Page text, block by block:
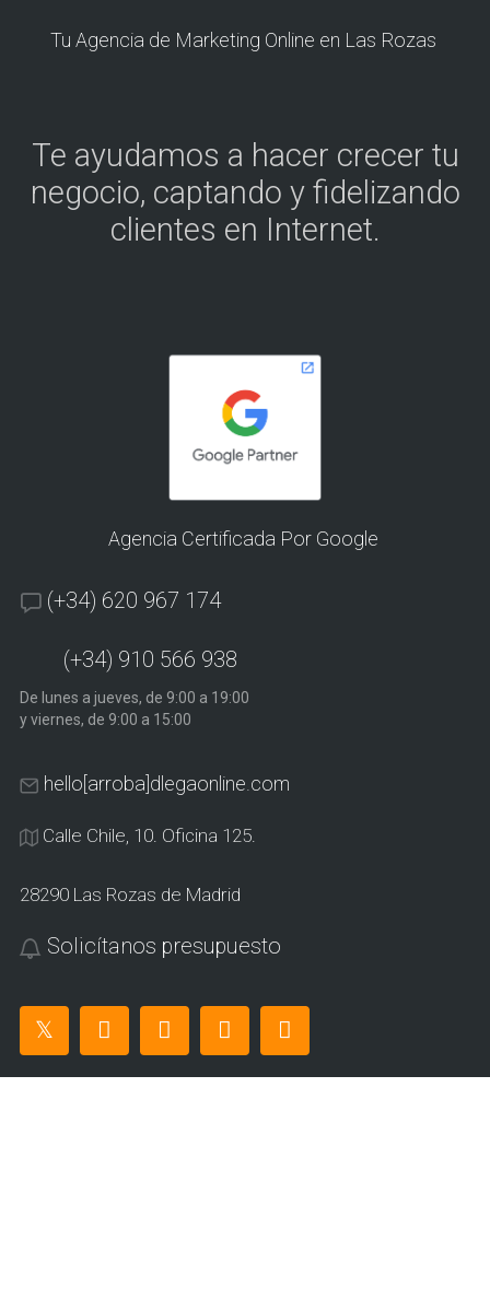
Tu Agencia de Marketing Online en Las Rozas
Te ayudamos a hacer crecer tu
negocio, captando y fidelizando
clientes en Internet.
Agencia Certificada Por Google
(+34) 620 967 174
(+34) 910 566 938
De lunes a jueves, de 9:00 a 19:00
y viernes, de 9:00 a 15:00
hello[arroba]dlegaonline.com
Calle Chile, 10. Oficina 125.
28290 Las Rozas de Madrid
Solicítanos presupuesto